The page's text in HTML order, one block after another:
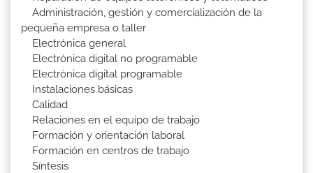
Administración, gestión y comercialización de la
pequeña empresa o taller
Electrónica general
Electrónica digital no programable
Electrónica digital programable
Instalaciones básicas
Calidad
Relaciones en el equipo de trabajo
Formación y orientación laboral
Formación en centros de trabajo
Síntesis